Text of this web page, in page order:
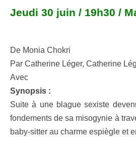
Jeudi 30 juin / 19h30 /
De Monia Chokri
Par Catherine Léger, Catherine
Avec
Synopsis :
Suite à une blague sexiste
fondements de sa misogynie à
baby-sitter au charme espiègle et